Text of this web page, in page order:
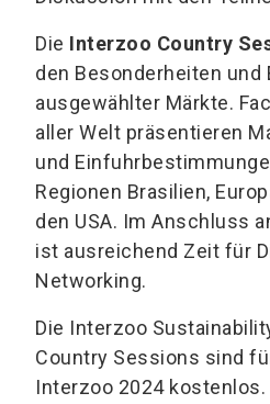
Die Interzoo Country
den Besonderheiten und
ausgewählter Märkte.
aller Welt präsentieren
und
Regionen Brasilien,
den USA. Im Anschluss
ist ausreichend Zeit für
Networking.
Die Interzoo
Country Sessions sind
Interzoo 2024 kostenlos.